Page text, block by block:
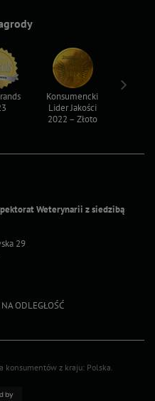
Weterynarii z siedzibą
29
ODLEGŁOŚĆ
Konsumencki
Lider Jakości
2022 – Złoto
konsumentów z kraju: Polska